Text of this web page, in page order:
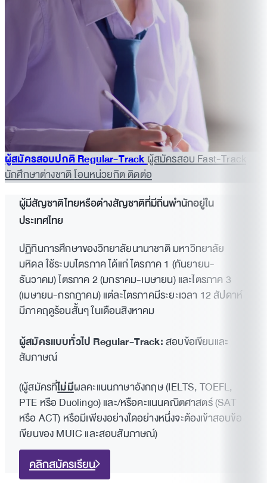
ผู้สมัครสอบปกติ Regular-Trackผู้สมัครสอบ Fast-Track
นักศึกษาต่างชาติโอนหน่วยกิตติดต่อ
ผู้มีสัญชาติไทยหรือต่างสัญชาติที่มีถิ่นพำนักอยู่ใน
ประเทศไทย
ปฏิทินการศึกษาของวิทยาลัยนานาชาติ มหาวิทยาลัย
มหิดล ใช้ระบบไตรภาค ได้แก่ ไตรภาค 1 (กันยายน-
ธันวาคม) ไตรภาค 2 (มกราคม-เมษายน) และไตรภาค 3
(เมษายน-กรกฎาคม) แต่ละไตรภาคมีระยะเวลา 12 สัปดาห์
มีภาคฤดูร้อนสั้นๆ ในเดือนสิงหาคม
ผู้สมัครแบบทั่วไป Regular-Track:สอบข้อเขียนและ
สัมภาษณ์
(ผู้สมัครที่ไม่มีผลคะแนนภาษาอังกฤษ (IELTS, TOEFL,
PTE หรือ Duolingo) และ/หรือคะแนนคณิตศาสตร์ (SAT
หรือ ACT) หรือมีเพียงอย่างใดอย่างหนึ่งจะต้องเข้าสอบข้อ
เขียนของ MUIC และสอบสัมภาษณ์)
คลิกสมัครเรียน